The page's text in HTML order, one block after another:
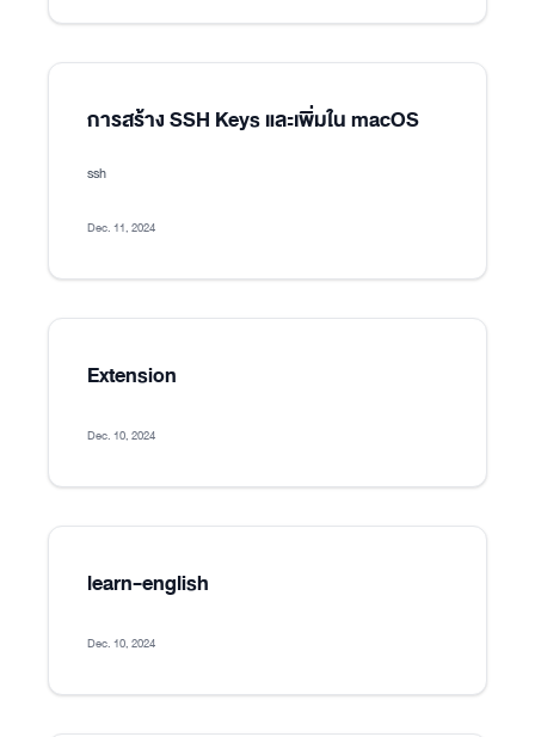
การสร้าง SSH Keys และเพิ่มใน macOS
ssh
Dec. 11, 2024
Extension
Dec. 10, 2024
learn-english
Dec. 10, 2024